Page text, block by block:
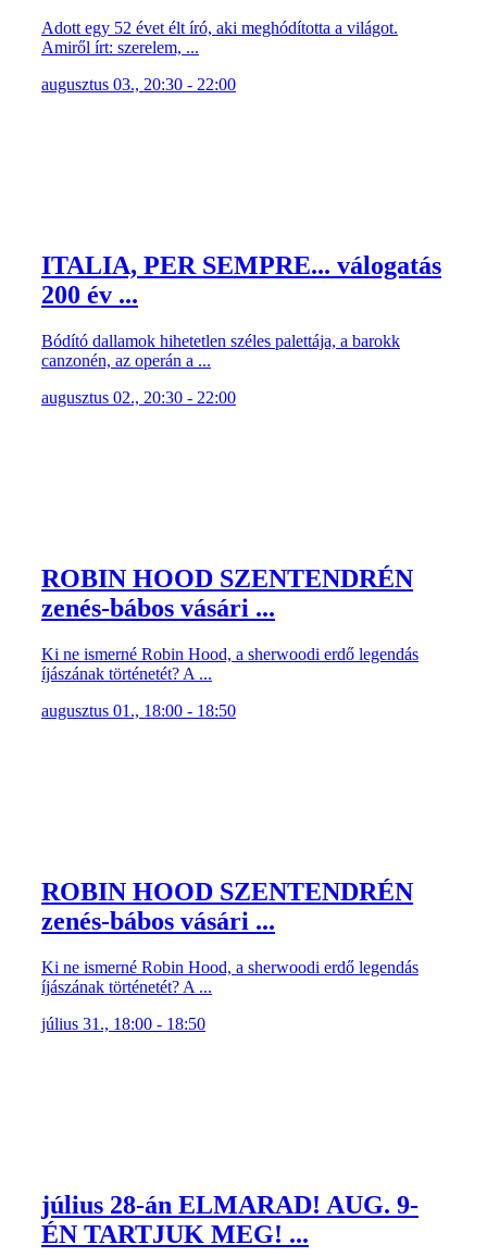
Adott egy 52 évet élt író, aki meghódította a világot.
Amiről írt: szerelem, ...
augusztus 03., 20:30 - 22:00
ITALIA, PER SEMPRE... válogatás
200 év ...
Bódító dallamok hihetetlen széles palettája, a barokk
canzonén, az operán a ...
augusztus 02., 20:30 - 22:00
ROBIN HOOD SZENTENDRÉN
zenés-bábos vásári ...
Ki ne ismerné Robin Hood, a sherwoodi erdő legendás
íjászának történetét? A ...
augusztus 01., 18:00 - 18:50
ROBIN HOOD SZENTENDRÉN
zenés-bábos vásári ...
Ki ne ismerné Robin Hood, a sherwoodi erdő legendás
íjászának történetét? A ...
július 31., 18:00 - 18:50
július 28-án ELMARAD! AUG. 9-
ÉN TARTJUK MEG! ...